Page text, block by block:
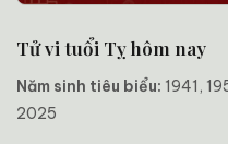
Tử vi tuổi Tỵ hôm nay
Năm sinh tiêu biểu: 1941,
2025